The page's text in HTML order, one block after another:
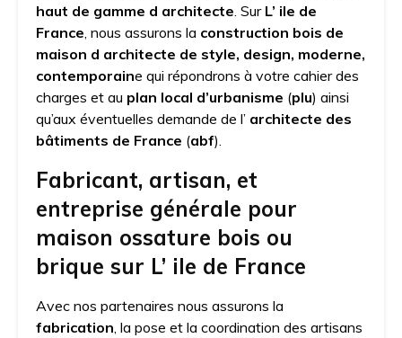
haut de gamme d architecte . Sur L’ ile de
France , nous assurons la construction bois de
maison d architecte de style, design, moderne,
contemporaine qui répondrons à votre cahier des
charges et au plan local d’urbanisme (plu) ainsi
qu’aux éventuelles demande de l’ architecte des
bâtiments de France (abf).
Fabricant, artisan, et
entreprise générale pour
maison ossature bois ou
brique sur L’ ile de France
Avec nos partenaires nous assurons la
fabrication , la pose et la coordination des artisans